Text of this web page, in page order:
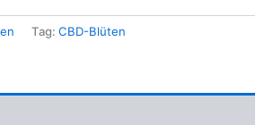
Tag: CBD-Blüten